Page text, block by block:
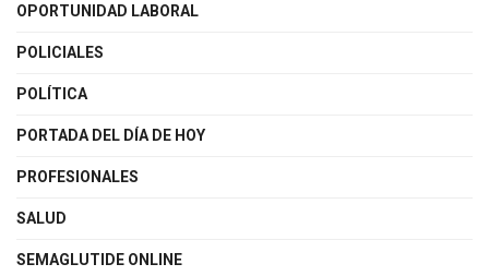
OPORTUNIDAD LABORAL
POLICIALES
POLÍTICA
PORTADA DEL DÍA DE HOY
PROFESIONALES
SALUD
SEMAGLUTIDE ONLINE